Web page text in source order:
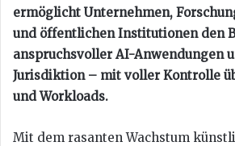
ermöglicht Unternehmen,
und öffentlichen Institutionen den
anspruchsvoller AI-Anwendungen
Jurisdiktion – mit voller Kontrolle
und Workloads.
Mit dem rasanten Wachstum